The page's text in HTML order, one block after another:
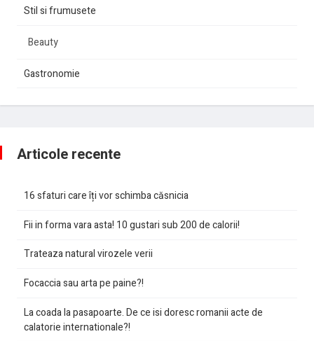
Stil si frumusete
Beauty
Gastronomie
Articole recente
16 sfaturi care îți vor schimba căsnicia
Fii in forma vara asta! 10 gustari sub 200 de calorii!
Trateaza natural virozele verii
Focaccia sau arta pe paine?!
La coada la pasapoarte. De ce isi doresc romanii acte de
calatorie internationale?!